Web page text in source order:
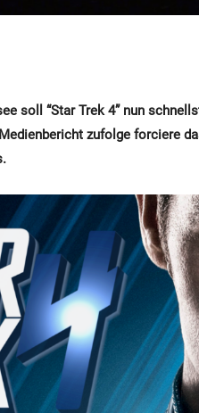
soll “Star Trek 4” nun
zufolge forciere